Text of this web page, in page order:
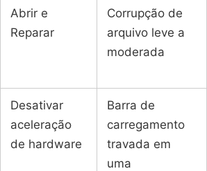
Abrir e
Reparar
Corrupção de
arquivo leve a
moderada
Desativar
aceleração
de hardware
Barra de
carregamento
travada em
uma